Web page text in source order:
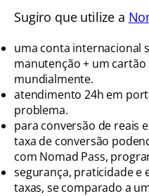
Sugiro que utilize a
uma conta internacional
manutenção + um
mundialmente.
atendimento 24h em
problema.
para conversão de reais
taxa de conversão
com Nomad Pass,
segurança, praticidade e
taxas, se comparado a